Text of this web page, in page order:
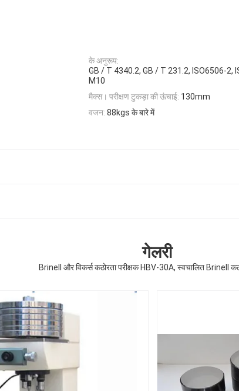
के अनुरूप:
GB / T 4340.2, GB / T 231.2, ISO6506-2,
M10
मैक्स। परीक्षण टुकड़ा की ऊंचाई: 130mm
वजन: 88kgs के बारे में
गेलरी
Brinell और विकर्स कठोरता परीक्षक HBV-30A, स्वचालित Brinell